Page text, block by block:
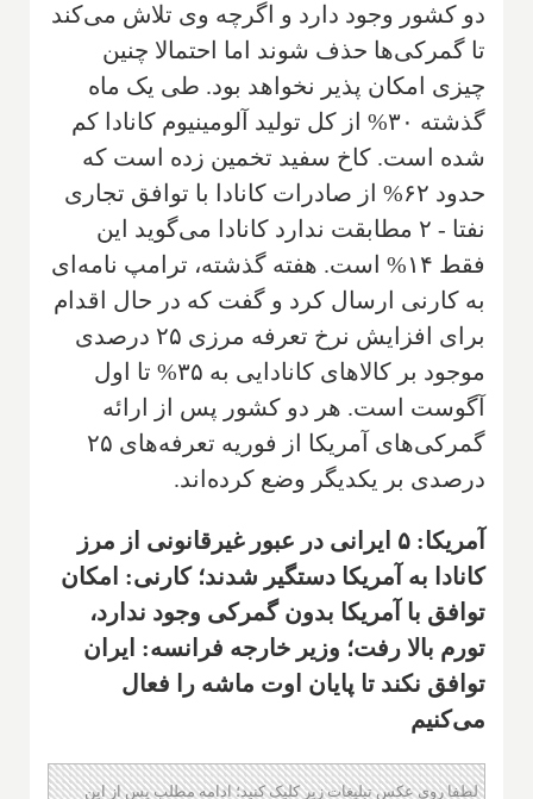
دو کشور وجود دارد و اگرچه وی تلاش می‌کند
تا گمرکی‌ها حذف شوند اما احتمالا چنین
چیزی امکان پذیر نخواهد بود. طی یک ماه
گذشته ۳۰% از کل تولید آلومینیوم کانادا کم
شده است. کاخ سفید تخمین زده است که
حدود ۶۲% از صادرات کانادا با توافق تجاری
نفتا - ۲ مطابقت ندارد کانادا می‌گوید این
فقط ۱۴% است. هفته گذشته، ترامپ نامه‌ای
به کارنی ارسال کرد و گفت که در حال اقدام
برای افزایش نرخ تعرفه مرزی ۲۵ درصدی
موجود بر کالاهای کانادایی به ۳۵% تا اول
آگوست است. هر دو کشور پس از ارائه
گمرکی‌های آمریکا از فوریه تعرفه‌های ۲۵
درصدی بر یکدیگر وضع کرده‌اند.
آمریکا: ۵ ایرانی در عبور غیرقانونی از مرز
کانادا به آمریکا دستگیر شدند؛ کارنی: امکان
توافق با آمریکا بدون گمرکی وجود ندارد،
تورم بالا رفت؛ وزیر خارجه فرانسه: ایران
توافق نکند تا پایان اوت ماشه را فعال
می‌کنیم
لطفا روی عکس تبلیغات زیر کلیک کنید؛ ادامه مطلب پس از این